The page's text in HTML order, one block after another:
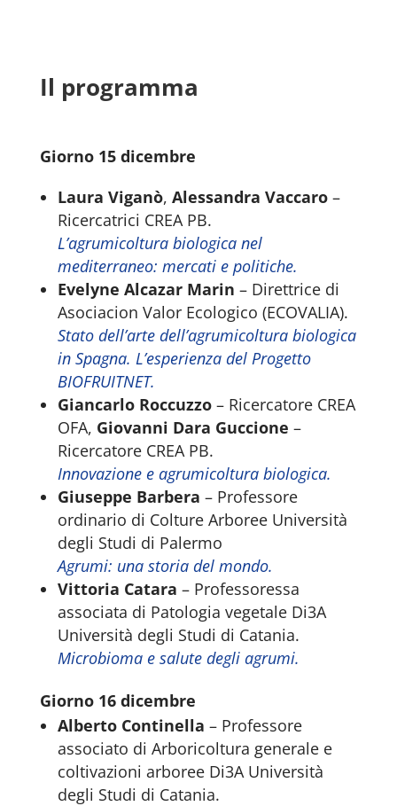
Il programma
Giorno 15 dicembre
Laura Viganò, Alessandra Vaccaro–
Ricercatrici CREA PB.
L’agrumicoltura biologica nel
mediterraneo: mercati e politiche.
Evelyne Alcazar Marin – Direttrice di
Asociacion Valor Ecologico (ECOVALIA).
Stato dell’arte dell’agrumicoltura biologica
in Spagna. L’esperienza del Progetto
BIOFRUITNET.
Giancarlo Roccuzzo– Ricercatore CREA
OFA, Giovanni Dara Guccione –
Ricercatore CREA PB.
Innovazione e agrumicoltura biologica.
Giuseppe Barbera – Professore
ordinario di Colture Arboree Università
degli Studi di Palermo
Agrumi: una storia del mondo.
Vittoria Catara – Professoressa
associata di Patologia vegetale Di3A
Università degli Studi di Catania.
Microbioma e salute degli agrumi.
Giorno 16 dicembre
Alberto Continella – Professore
associato di Arboricoltura generale e
coltivazioni arboree Di3A Università
degli Studi di Catania.